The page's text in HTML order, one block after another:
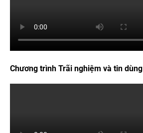
Chương trình Trãi nghiệm và tin dùng